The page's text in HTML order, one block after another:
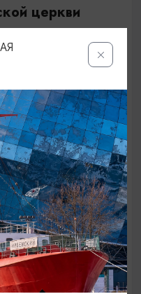
церкви
церковь